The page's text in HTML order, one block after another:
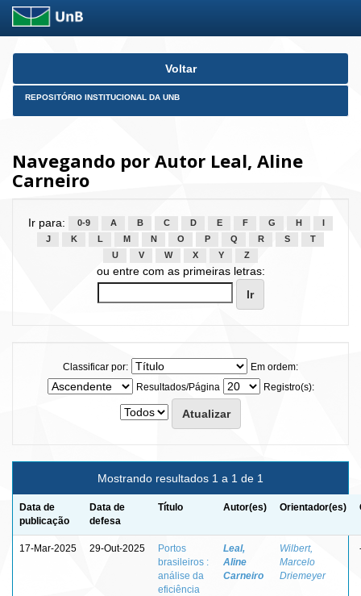
Skip
Voltar
REPOSITÓRIO INSTITUCIONAL DA UNB
Navegando por Autor Leal, Aline
Carneiro
Ir para: 0-9 A B C D E F G H
J
K L M N O P Q R S
T
U
V W X Y Z
ou entre com as primeiras letras:
Classificar por:
Em ordem:
Resultados/Página
Registro(s):
Mostrando resultados 1 a 1 de 1
Data de
publicação
Data de
defesa
Título Autor(es) Orientador(es)
17-Mar-2025 29-Out-2025
Portos
brasileiros :
análise da
eficiência
Leal,
Aline
Carneiro
Wilbert,
Marcelo
Driemeyer